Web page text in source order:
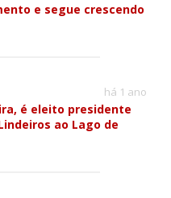
e segue crescendo
há 1 ano
é eleito presidente
ao Lago de